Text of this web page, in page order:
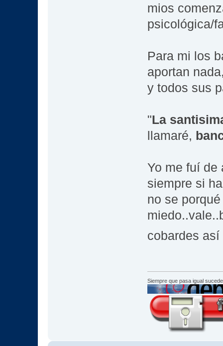
mios
psicológica/
Para mi los
aportan
y todos sus
"La
llamaré,
Yo me fuí de
siempre si
no se
cobardes
Siempre que pasa igual